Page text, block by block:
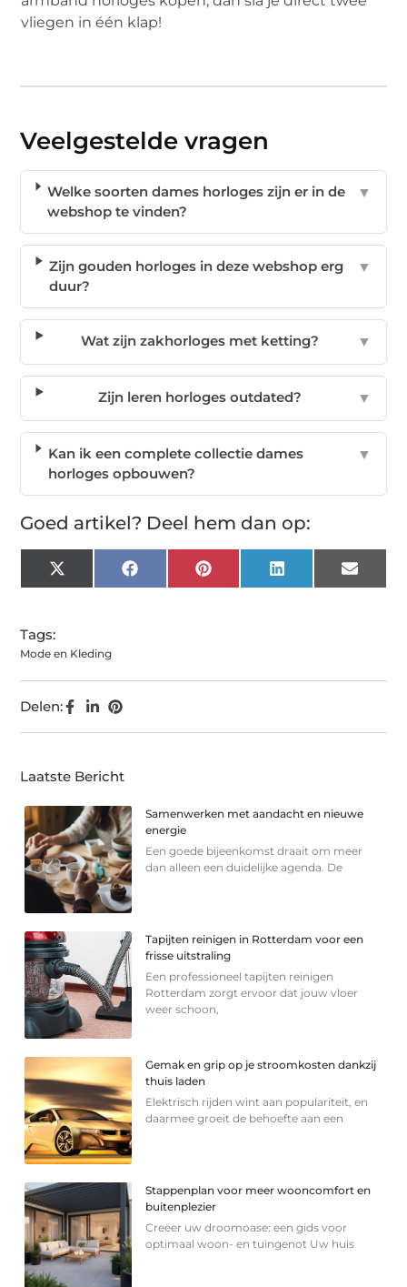
vliegen in één klap!
Veelgestelde vragen
Welke soorten dames horloges zijn er in de
webshop te vinden?
▼
Zijn gouden horloges in deze webshop erg
duur?
▼
Wat zijn zakhorloges met ketting? ▼
Zijn leren horloges outdated? ▼
Kan ik een complete collectie dames
horloges opbouwen?
▼
Goed artikel? Deel hem dan op:
X
(Twitter)
FacebookPinterest LinkedIn Email
Tags:
Mode en Kleding
Delen:
Laatste Bericht
Samenwerken met aandacht en nieuwe
energie
Een goede bijeenkomst draait om meer
dan alleen een duidelijke agenda. De
Tapijten reinigen in Rotterdam voor een
frisse uitstraling
Een professioneel tapijten reinigen
Rotterdam zorgt ervoor dat jouw vloer
weer schoon,
Gemak en grip op je stroomkosten dankzij
thuis laden
Elektrisch rijden wint aan populariteit, en
daarmee groeit de behoefte aan een
Stappenplan voor meer wooncomfort en
buitenplezier
Creëer uw droomoase: een gids voor
optimaal woon- en tuingenot Uw huis